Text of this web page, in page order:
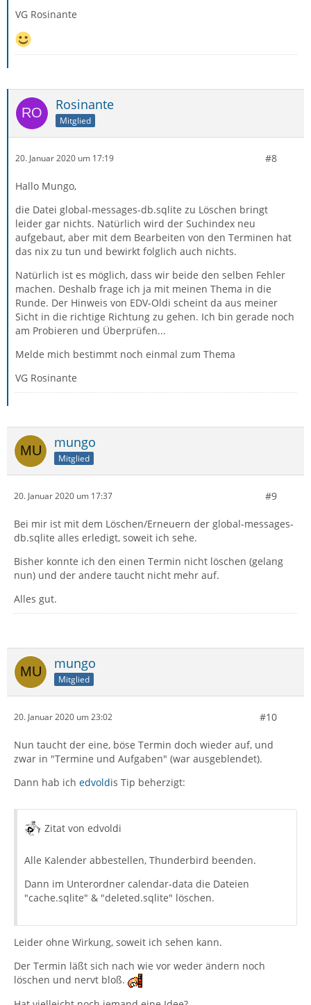
VG Rosinante
Rosinante
Mitglied
20. Januar 2020 um 17:19 #8
Hallo Mungo,
die Datei global-messages-db.sqlite zu Löschen bringt
leider gar nichts. Natürlich wird der Suchindex neu
aufgebaut, aber mit dem Bearbeiten von den Terminen hat
das nix zu tun und bewirkt folglich auch nichts.
Natürlich ist es möglich, dass wir beide den selben Fehler
machen. Deshalb frage ich ja mit meinen Thema in die
Runde. Der Hinweis von EDV-Oldi scheint da aus meiner
Sicht in die richtige Richtung zu gehen. Ich bin gerade noch
am Probieren und Überprüfen...
Melde mich bestimmt noch einmal zum Thema
VG Rosinante
mungo
Mitglied
20. Januar 2020 um 17:37 #9
Bei mir ist mit dem Löschen/Erneuern der global-messages-
db.sqlite alles erledigt, soweit ich sehe.
Bisher konnte ich den einen Termin nicht löschen (gelang
nun) und der andere taucht nicht mehr auf.
Alles gut.
mungo
Mitglied
20. Januar 2020 um 23:02 #10
Nun taucht der eine, böse Termin doch wieder auf, und
zwar in "Termine und Aufgaben" (war ausgeblendet).
Dann hab ich edvoldis Tip beherzigt:
Zitat von edvoldi
Alle Kalender abbestellen, Thunderbird beenden.
Dann im Unterordner calendar-data die Dateien
"cache.sqlite" & "deleted.sqlite" löschen.
Leider ohne Wirkung, soweit ich sehen kann.
Der Termin läßt sich nach wie vor weder ändern noch
löschen und nervt bloß.